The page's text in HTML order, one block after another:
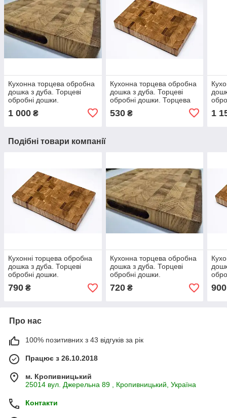
Кухонна торцева обробна
дошка з дуба. Торцеві
обробні дошки.
1 000 ₴
Кухонна торцева обробна
дошка з дуба. Торцеві
обробні дошки. Торцева
530₴ 1
Подібні товари компанії
Кухонні торцева обробна
дошка з дуба. Торцеві
обробні дошки.
350*250*40
790 ₴
Кухонна торцева обробна
дошка з дуба. Торцеві
обробні дошки.
320*250*40
720₴ 900
Про нас
100% позитивних з 43 відгуків за рік
Працює з 26.10.2018
м. Кропивницький
25014 вул. Джерельна 89 , Кропивницький, Україна
Контакти